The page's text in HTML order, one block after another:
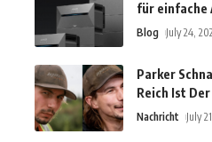
für einfache
Blog July 24,
Parker
Reich Ist
Nachricht July